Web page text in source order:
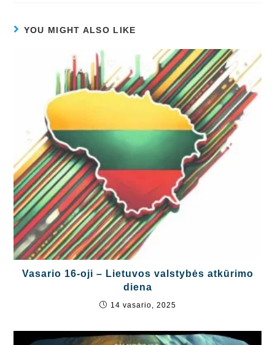
YOU MIGHT ALSO LIKE
Vasario 16-oji – Lietuvos valstybės atkūrimo
diena
14 vasario, 2025